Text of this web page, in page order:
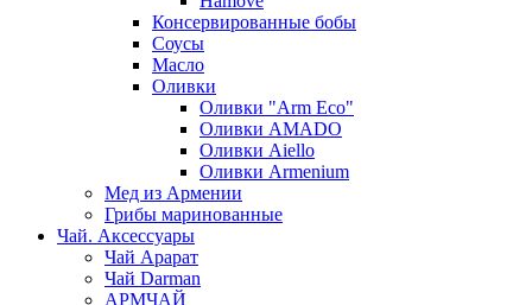
Консервированные бобы
Соусы
Масло
Оливки
Оливки "Arm Eco"
Оливки AMADO
Оливки Aiello
Оливки Armenium
Мед из Армении
Грибы маринованные
Чай. Аксессуары
Чай Арарат
Чай Darman
АРМЧАЙ